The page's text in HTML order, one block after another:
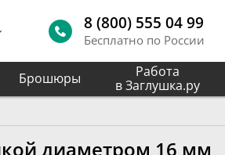
8 (800) 555 04 99
Бесплатно по России
Брошюры
Работа
в Заглушка.ру
диаметром 16 мм